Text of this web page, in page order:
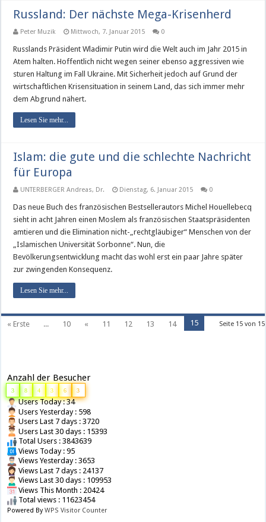
Russland: Der nächste Mega-Krisenherd
Peter Muzik Mittwoch, 7. Januar 2015 0
Russlands Präsident Wladimir Putin wird die Welt auch im Jahr 2015 in
Atem halten. Hoffentlich nicht wegen seiner ebenso aggressiven wie
sturen Haltung im Fall Ukraine. Mit Sicherheit jedoch auf Grund der
wirtschaftlichen Krisensituation in seinem Land, das sich immer mehr
dem Abgrund nähert.
Lesen Sie mehr...
Islam: die gute und die schlechte Nachricht
für Europa
UNTERBERGER Andreas, Dr. Dienstag, 6. Januar 2015 0
Das neue Buch des französischen Bestsellerautors Michel Houellebecq
sieht in acht Jahren einen Moslem als französischen Staatspräsidenten
amtieren und die Elimination nicht-„rechtgläubiger“ Menschen von der
„Islamischen Universität Sorbonne“. Nun, die
Bevölkerungsentwicklung macht das wohl erst ein paar Jahre später
zur zwingenden Konsequenz.
Lesen Sie mehr...
Seite 15 von 15
« Erste ... 10 « 11 12 13 14 15
Anzahl der Besucher
3 8 4 3 6 3
Users Today : 34
Users Yesterday : 598
Users Last 7 days : 3720
Users Last 30 days : 15393
Total Users : 3843639
Views Today : 95
Views Yesterday : 3653
Views Last 7 days : 24137
Views Last 30 days : 109953
Views This Month : 20424
Total views : 11623454
Powered ByWPS Visitor Counter